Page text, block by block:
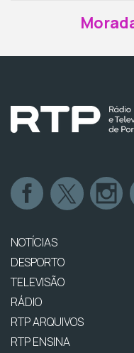
NOTÍCIAS
DESPORTO
TELEVISÃO
RÁDIO
RTP ARQUIVOS
RTP ENSINA